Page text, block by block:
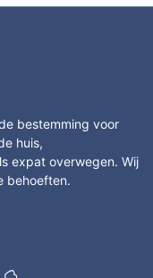
bestemming voor
huis,
expat overwegen. Wij
behoeften.